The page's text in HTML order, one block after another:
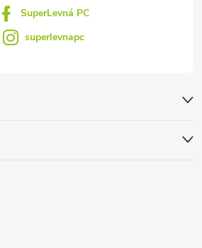
SuperLevná PC
superlevnapc